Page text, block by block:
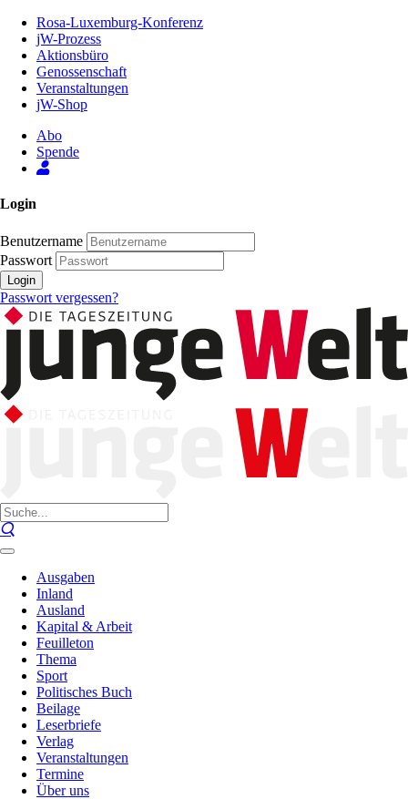
Inhalt
Seite
Rosa-Luxemburg-Konferenz
jW-Prozess
Aktionsbüro
Genossenschaft
Veranstaltungen
jW-Shop
Abo
Spende
Login
Benutzername
Passwort
Login
Passwort vergessen?
Ausgaben
Inland
Ausland
Kapital & Arbeit
Feuilleton
Thema
Sport
Politisches Buch
Beilage
Leserbriefe
Verlag
Veranstaltungen
Termine
Über uns